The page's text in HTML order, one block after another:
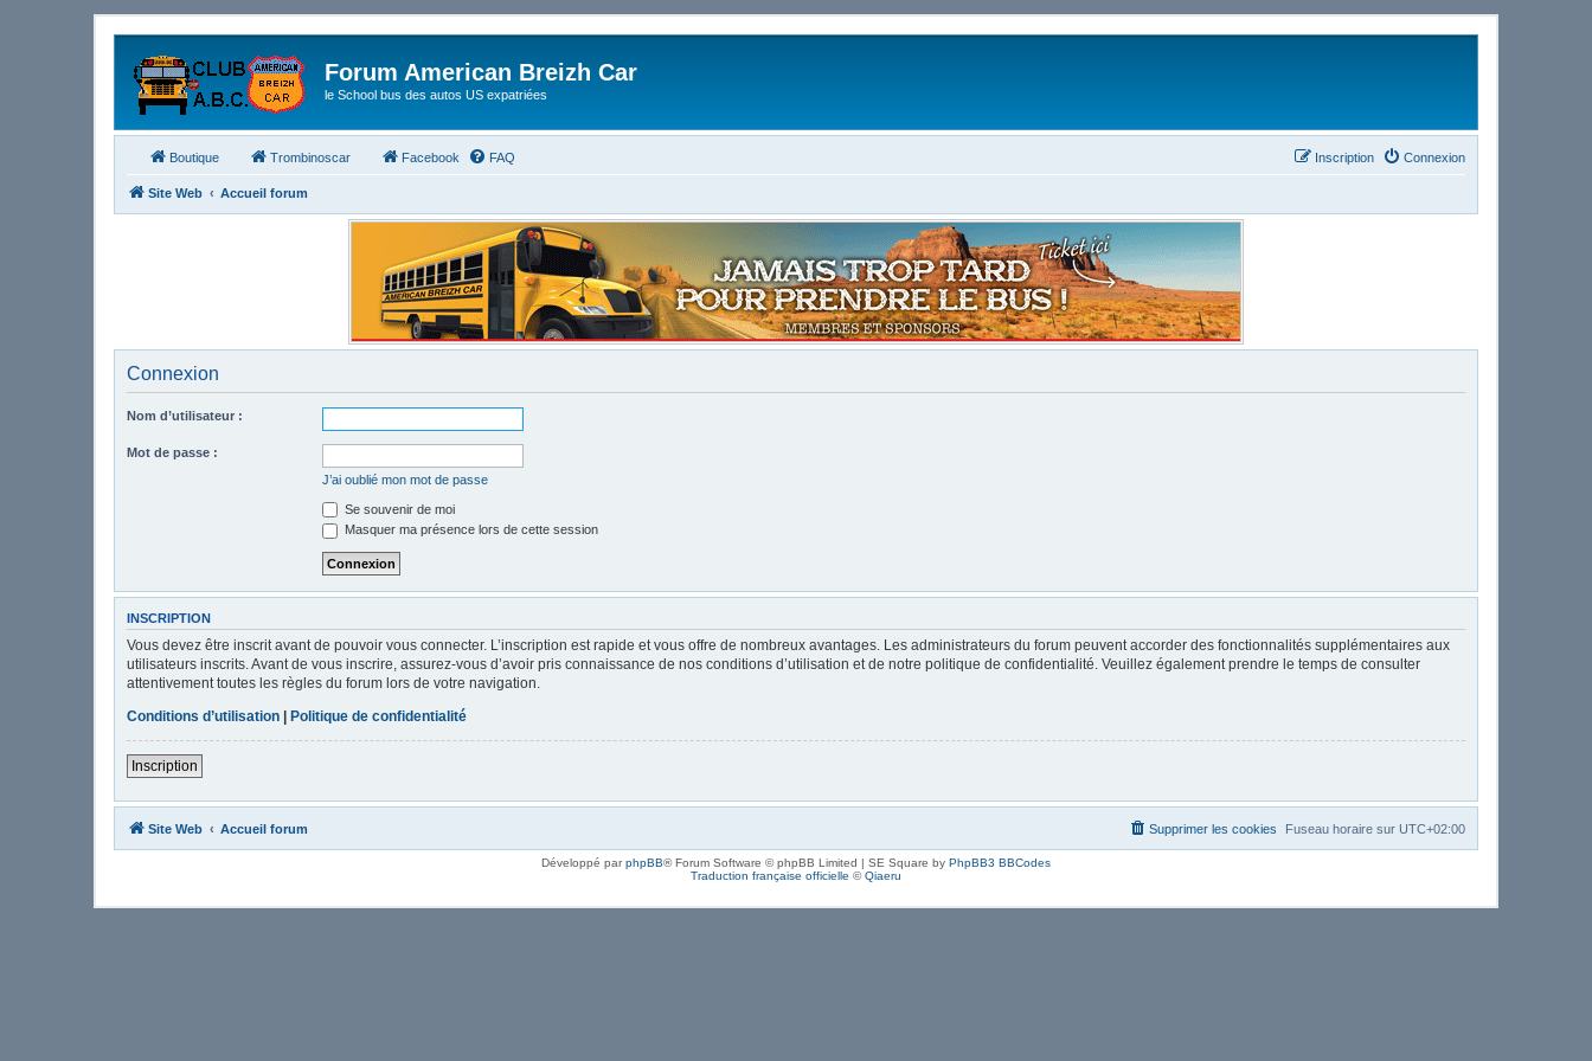
Forum American Breizh Car
le School bus des autos US expatriées
Boutique Trombinoscar Facebook FAQ Connexion
Inscription
Site Web Accueil forum
Connexion
Nom d’utilisateur :
Mot de passe :
J’ai oublié mon mot de passe
Se souvenir de moi
Masquer ma présence lors de cette session
INSCRIPTION
Vous devez être inscrit avant de pouvoir vous connecter. L’inscription est rapide et vous offre de nombreux avantages. Les administrateurs du forum peuvent accorder des fonctionnalités supplémentaires aux
utilisateurs inscrits. Avant de vous inscrire, assurez-vous d’avoir pris connaissance de nos conditions d’utilisation et de notre politique de confidentialité. Veuillez également prendre le temps de consulter
attentivement toutes les règles du forum lors de votre navigation.
Conditions d’utilisation
Politique de confidentialité
Inscription
Site Web Accueil forum Fuseau horaire sur UTC+02:00
Supprimer les cookies
Développé parphpBB® Forum Software © phpBB Limited | SE Square by PhpBB3 BBCodes
Traduction française officielle ©Qiaeru